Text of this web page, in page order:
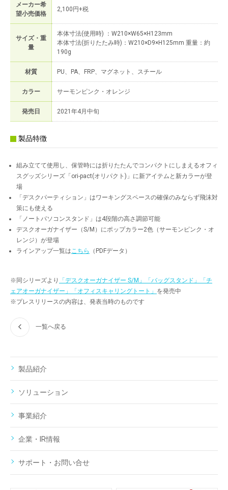
メーカー希
望小売価格
2,100円+税
サイズ・重
量
本体寸法(使用時) ：W210×W65×H123mm
本体寸法(折りたたみ時)：W210×D9×H125mm 重量：約
190g
材質 PU、PA、FRP、マグネット、スチール
カラー サーモンピンク・オレンジ
発売日 2021年4月中旬
製品特徴
組み立てて使用し、保管時には折りたたんでコンパクトにしまえるオフィ
スグッズシリーズ「ori-pact(オリパクト)」に新アイテムと新カラーが登
場
「デスクパーティション」はワーキングスペースの確保のみならず飛沫対
策にも使える
「ノートパソコンスタンド」は4段階の高さ調節可能
デスクオーガナイザー（S/M）にポップカラー2色（サーモンピンク・オ
レンジ）が登場
ラインアップ一覧はこちら （PDFデータ）
※同シリーズより
「デスクオーガナイザー S/M」「バッグスタンド」「チ
ェアオーガナイザー」「オフィスキャリングトート」 を発売中
※プレスリリースの内容は、発表当時のものです
一覧へ戻る
製品紹介
ソリューション
事業紹介
企業・IR情報
サポート・お問い合せ